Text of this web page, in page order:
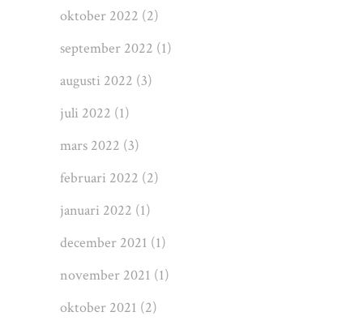
oktober 2022 (2)
september 2022 (1)
augusti 2022 (3)
juli 2022 (1)
mars 2022 (3)
februari 2022 (2)
januari 2022 (1)
december 2021 (1)
november 2021 (1)
oktober 2021 (2)